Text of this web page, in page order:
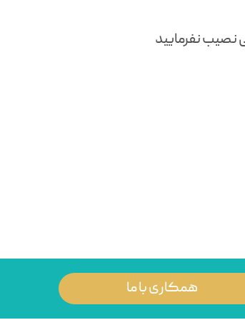
نصیب نفرمایید
همکاری با ما